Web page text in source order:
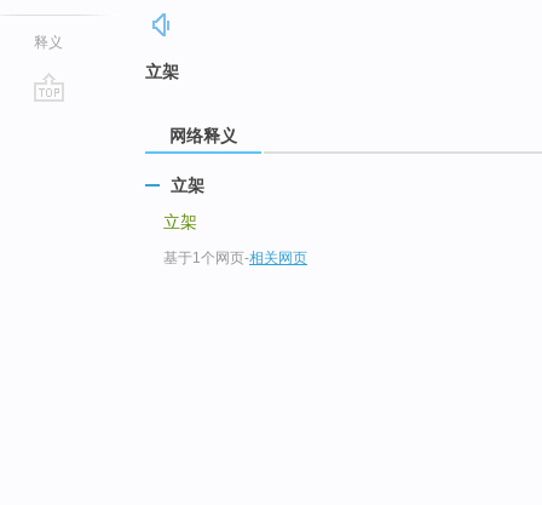
释义
立架
网络释义
立架
立架
基于1个网页-相关网页